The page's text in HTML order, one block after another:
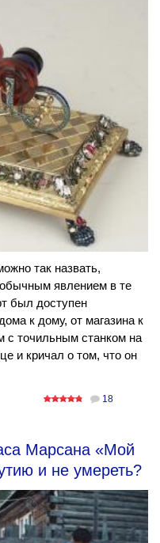
так назвать,
явлением в те
был доступен
к дому, от магазина к
с точильным станком на
и кричал о том, что он
18
Марсана «Мой
и не умереть?